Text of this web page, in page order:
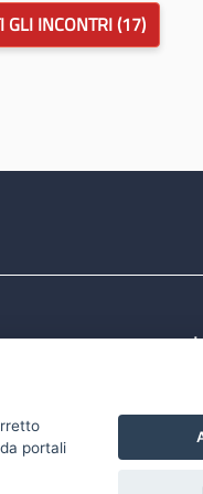
GLI INCONTRI (17)
portali